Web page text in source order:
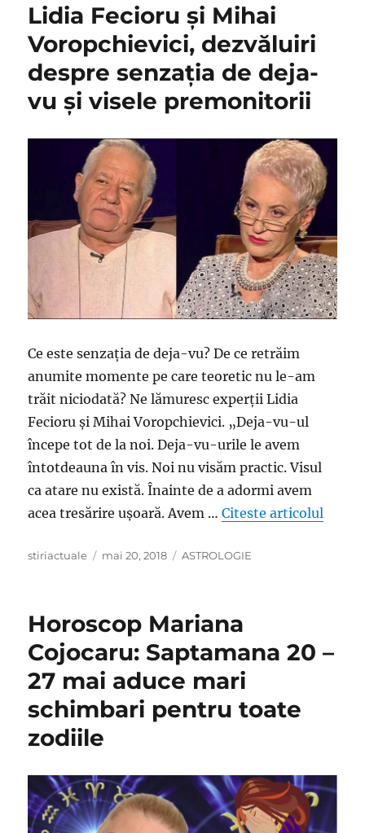
Lidia Fecioru şi Mihai
Voropchievici, dezvăluiri
despre senzaţia de deja-
vu şi visele premonitorii
Ce este senzația de deja-vu? De ce retrăim
anumite momente pe care teoretic nu le-am
trăit niciodată? Ne lămuresc experții Lidia
Fecioru și Mihai Voropchievici. „Deja-vu-ul
începe tot de la noi. Deja-vu-urile le avem
întotdeauna în vis. Noi nu visăm practic. Visul
ca atare nu există. Înainte de a adormi avem
acea tresărire ușoară. Avem …Citeste articolul
Author
stiriactuale
Posted
mai 20, 2018 Categories
ASTROLOGIE
Horoscop Mariana
Cojocaru: Saptamana 20 –
27 mai aduce mari
schimbari pentru toate
zodiile